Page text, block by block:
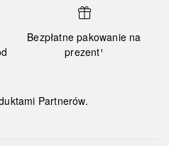
Bezpłatne pakowanie na
prezent¹
Partnerów.